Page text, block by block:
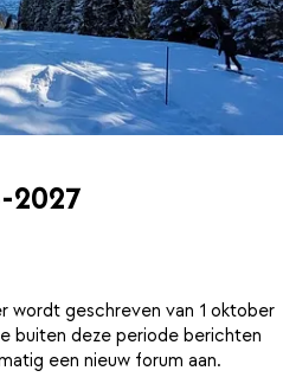
2027
wordt geschreven van 1 oktober
buiten deze periode berichten
een nieuw forum aan.